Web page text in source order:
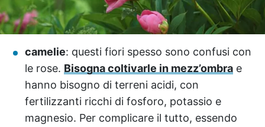
camelie: questi fiori spesso sono confusi con
le rose. Bisogna coltivarle in mezz’ombra e
hanno bisogno di terreni acidi, con
fertilizzanti ricchi di fosforo, potassio e
magnesio. Per complicare il tutto, essendo